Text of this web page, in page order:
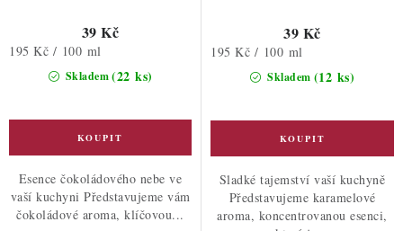
Skladem(22 ks)
39 Kč
Měrná
195 Kč / 100 ml
Esence čokoládového nebe ve
vaší kuchyni Představujeme vám
čokoládové aroma, klíčovou...
Skladem (12 ks)
39 Kč
Měrná
195 Kč / 100 ml
Sladké tajemství vaší kuchyně
Představujeme karamelové
aroma, koncentrovanou esenci,